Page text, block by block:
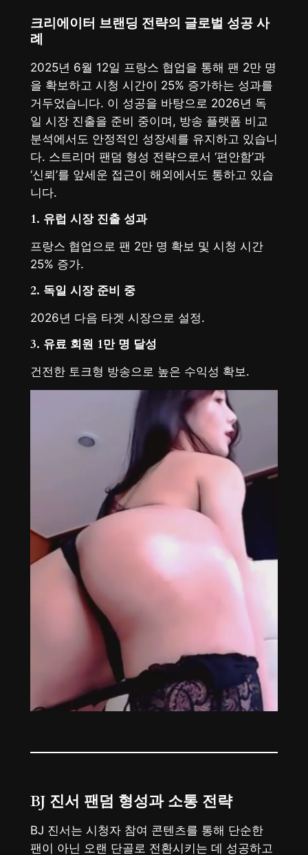
크리에이터 브랜딩 전략의 글로벌 성공 사
례
2025년 6월 12일 프랑스 협업을 통해 팬 2만 명
을 확보하고 시청 시간이 25% 증가하는 성과를
거두었습니다. 이 성공을 바탕으로 2026년 독
일 시장 진출을 준비 중이며, 방송 플랫폼 비교
분석에서도 안정적인 성장세를 유지하고 있습니
다. 스트리머 팬덤 형성 전략으로서 ‘편안함’과
‘신뢰’를 앞세운 접근이 해외에서도 통하고 있습
니다.
1. 유럽 시장 진출 성과
프랑스 협업으로 팬 2만 명 확보 및 시청 시간
25% 증가.
2. 독일 시장 준비 중
2026년 다음 타겟 시장으로 설정.
3. 유료 회원 1만 명 달성
건전한 토크형 방송으로 높은 수익성 확보.
BJ 진서 팬덤 형성과 소통 전략
BJ 진서는 시청자 참여 콘텐츠를 통해 단순한
팬이 아닌 오랜 단골로 전환시키는 데 성공하고